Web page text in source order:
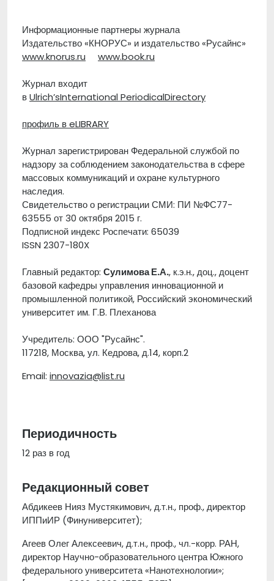
Информационные партнеры журнала
Издательство «КНОРУС» и издательство «Русайнс»
www.knorus.ru
www.book.ru
Журнал входит
вUlrich’sInternationalPeriodicalDirectory
профиль в eLIBRARY
Журнал зарегистрирован Федеральной службой по
надзору за соблюдением законодательства в сфере
массовых коммуникаций и охране культурного
наследия.
Свидетельство о регистрации СМИ: ПИ №ФС77-
63555 от 30 октября 2015 г.
Подписной индекс Роспечати: 65039
ISSN 2307-180X
Главный редактор: Сулимова Е.А., к.э.н., доц., доцент
базовой кафедры управления инновационной и
промышленной политикой, Российский экономический
университет им. Г.В. Плеханова
Учредитель: ООО "Русайнс".
117218, Москва, ул. Кедрова, д.14, корп.2
Email: innovazia@list.ru
Периодичность
12 раз в год
Редакционный совет
Абдикеев Нияз Мустякимович, д.т.н., проф., директор
ИППиИР (Финуниверситет);
Агеев Олег Алексеевич, д.т.н., проф., чл.-корр. РАН,
директор Научно-образовательного центра Южного
федерального университета «Нанотехнологии»;